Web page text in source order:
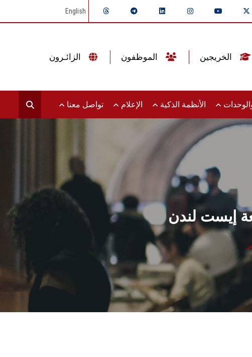
English
الأنظمة الذكية الإعلام تواصل معنا
إيست لندن